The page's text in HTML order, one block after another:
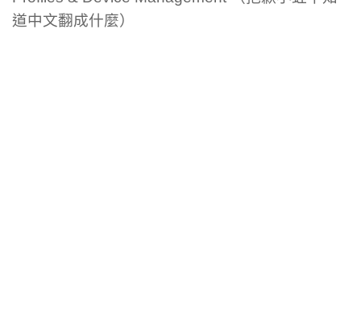
道中文翻成什麼）